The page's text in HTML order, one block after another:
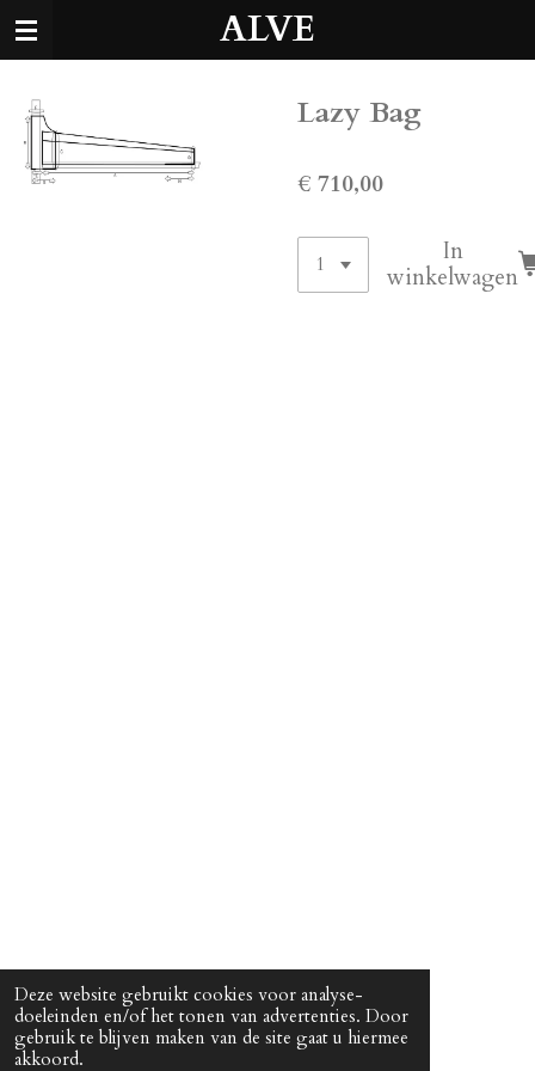
Deze website gebruikt cookies voor analyse-
doeleinden en/of het tonen van advertenties. Door
gebruik te blijven maken van de site gaat u hiermee
akkoord.
Ga
hoofdinhoud
ALVE
Lazy Bag
€ 710,00
In
winkelwagen
© 2022 - 2026 ALVE
Powered by